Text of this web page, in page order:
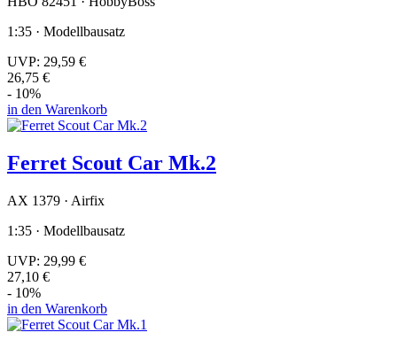
1:35 · Modellbausatz
UVP: 29,59 €
26,75 €
- 10%
in den Warenkorb
Ferret Scout Car Mk.2
AX 1379 · Airfix
1:35 · Modellbausatz
UVP: 29,99 €
27,10 €
- 10%
in den Warenkorb